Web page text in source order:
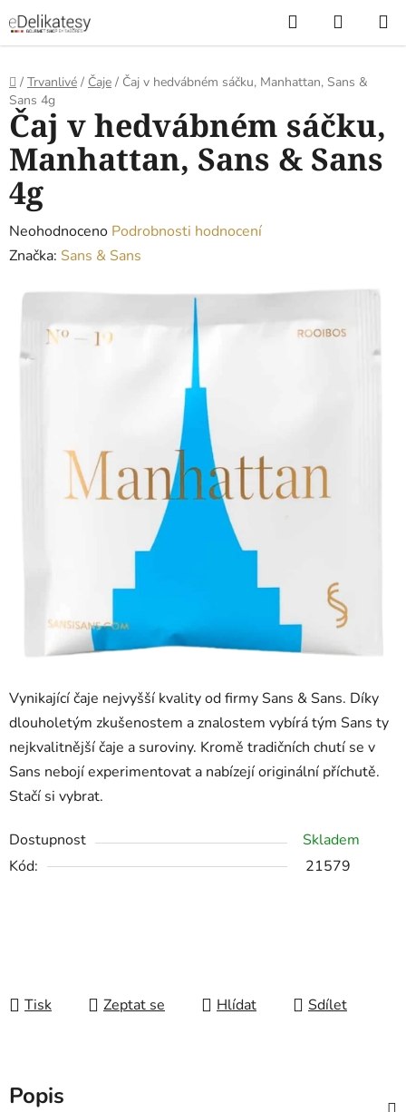
na
obsah
Hledat
KOŠÍK
Domů
/ Trvanlivé / Čaje / Čaj v hedvábném sáčku, Manhattan, Sans &
Sans 4g
Vynikající čaje nejvyšší kvality od firmy Sans & Sans. Díky
dlouholetým zkušenostem a znalostem vybírá tým Sans ty
nejkvalitnější čaje a suroviny. Kromě tradičních chutí se v
Sans nebojí experimentovat a nabízejí originální příchutě.
Stačí si vybrat.
Dostupnost
Skladem
Kód:
21579
Tisk Zeptat se Hlídat Sdílet
Čaj v hedvábném sáčku,
Manhattan, Sans & Sans
4g
Průměrné
hodnocení
Neohodnoceno Podrobnosti hodnocení
Značka: Sans & Sans
Popis